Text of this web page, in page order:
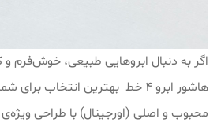
اگر به دنبال ابروهایی طبیعی، خوش‌فرم و
هاشور ابرو ۴ خط بهترین انتخاب